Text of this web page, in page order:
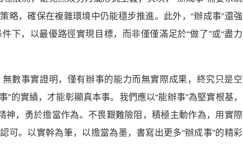
略，確保在複雜環境中仍能穩步推進。此外，“辦成事”還強
下，以最優路徑實現目標，而非僅僅滿足於“做了”或“盡力
事實證明，僅有辦事的能力而無實際成果，終究只是空
”的實績，才能彰顯真本事。我們應以“能辦事”為堅實根基，
神，勇於擔當作為。不畏艱難險阻，積極主動作為，用實際
可。以實幹為筆，以擔當為墨，書寫出更多“辦成事”的精彩